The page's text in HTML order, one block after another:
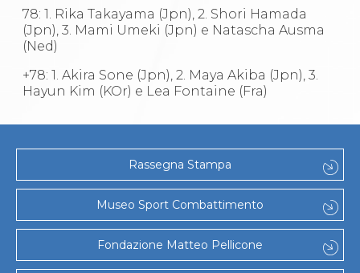
78: 1. Rika Takayama (Jpn), 2. Shori Hamada
(Jpn), 3. Mami Umeki (Jpn) e Natascha Ausma
(Ned)
+78: 1. Akira Sone (Jpn), 2. Maya Akiba (Jpn), 3.
Hayun Kim (KOr) e Lea Fontaine (Fra)
Rassegna Stampa
Museo Sport Combattimento
Fondazione Matteo Pellicone